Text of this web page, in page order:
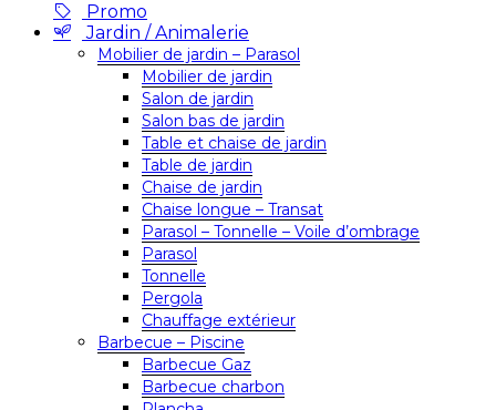
Promo
Jardin / Animalerie
Mobilier de jardin – Parasol
Mobilier de jardin
Salon de jardin
Salon bas de jardin
Table et chaise de jardin
Table de jardin
Chaise de jardin
Chaise longue – Transat
Parasol – Tonnelle – Voile d’ombrage
Parasol
Tonnelle
Pergola
Chauffage extérieur
Barbecue – Piscine
Barbecue Gaz
Barbecue charbon